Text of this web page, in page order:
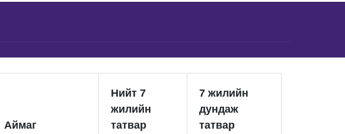
Аймаг
Нийт 7
жилийн
татвар
7 жилийн
дундаж
татвар